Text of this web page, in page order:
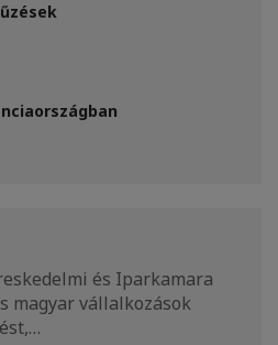
és Iparkamara
magyar vállalkozások